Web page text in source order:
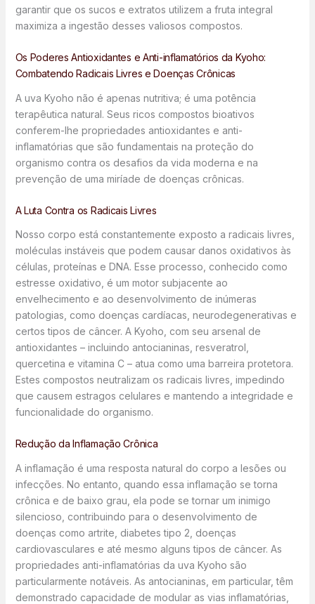
garantir que os sucos e extratos utilizem a fruta integral
maximiza a ingestão desses valiosos compostos.
Os Poderes Antioxidantes e Anti-inflamatórios da Kyoho:
Combatendo Radicais Livres e Doenças Crônicas
A uva Kyoho não é apenas nutritiva; é uma potência
terapêutica natural. Seus ricos compostos bioativos
conferem-lhe propriedades antioxidantes e anti-
inflamatórias que são fundamentais na proteção do
organismo contra os desafios da vida moderna e na
prevenção de uma miríade de doenças crônicas.
A Luta Contra os Radicais Livres
Nosso corpo está constantemente exposto a radicais livres,
moléculas instáveis que podem causar danos oxidativos às
células, proteínas e DNA. Esse processo, conhecido como
estresse oxidativo, é um motor subjacente ao
envelhecimento e ao desenvolvimento de inúmeras
patologias, como doenças cardíacas, neurodegenerativas e
certos tipos de câncer. A Kyoho, com seu arsenal de
antioxidantes – incluindo antocianinas, resveratrol,
quercetina e vitamina C – atua como uma barreira protetora.
Estes compostos neutralizam os radicais livres, impedindo
que causem estragos celulares e mantendo a integridade e
funcionalidade do organismo.
Redução da Inflamação Crônica
A inflamação é uma resposta natural do corpo a lesões ou
infecções. No entanto, quando essa inflamação se torna
crônica e de baixo grau, ela pode se tornar um inimigo
silencioso, contribuindo para o desenvolvimento de
doenças como artrite, diabetes tipo 2, doenças
cardiovasculares e até mesmo alguns tipos de câncer. As
propriedades anti-inflamatórias da uva Kyoho são
particularmente notáveis. As antocianinas, em particular, têm
demonstrado capacidade de modular as vias inflamatórias,